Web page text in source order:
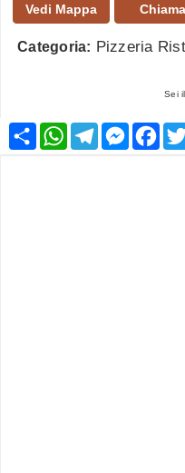
Vedi Mappa Chiama
Categoria: Pizzeria
Sei
CondividiWhatsApp
Telegram